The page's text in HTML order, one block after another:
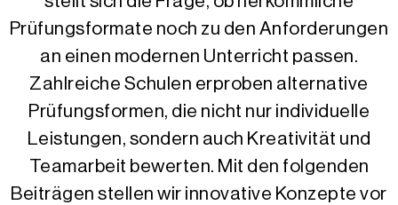
Prüfungsformate noch zu den Anforderungen
an einen modernen Unterricht passen.
Zahlreiche Schulen erproben alternative
Prüfungsformen, die nicht nur individuelle
Leistungen, sondern auch Kreativität und
Teamarbeit bewerten. Mit den folgenden
Beiträgen stellen wir innovative Konzepte vor